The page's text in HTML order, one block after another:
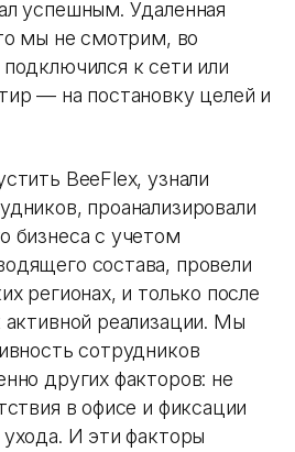
успешным. Удаленная
мы не смотрим, во
к сети или
— на постановку целей и
BeeFlex, узнали
проанализировали
бизнеса с учетом
состава, провели
регионах, и только после
активной реализации. Мы
сотрудников
других факторов: не
в офисе и фиксации
И эти факторы